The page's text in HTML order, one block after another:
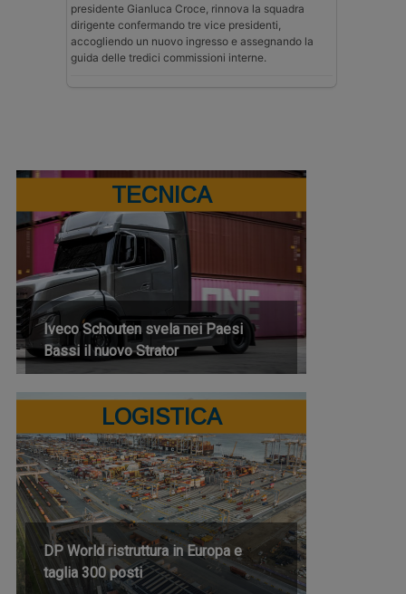
presidente Gianluca Croce, rinnova la squadra
dirigente confermando tre vice presidenti,
accogliendo un nuovo ingresso e assegnando la
guida delle tredici commissioni interne.
TECNICA
Iveco Schouten svela nei Paesi
Bassi il nuovo Strator
LOGISTICA
DP World ristruttura in Europa e
taglia 300 posti